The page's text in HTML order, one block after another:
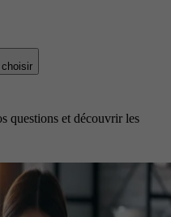
choisir
questions et découvrir les